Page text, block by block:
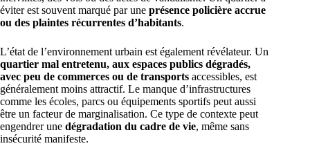
éviter est souvent marqué par une présence policière accrue
ou des plaintes récurrentes d’habitants.
L’état de l’environnement urbain est également révélateur. Un
quartier mal entretenu, aux espaces publics dégradés,
avec peu de commerces ou de transports accessibles, est
généralement moins attractif. Le manque d’infrastructures
comme les écoles, parcs ou équipements sportifs peut aussi
être un facteur de marginalisation. Ce type de contexte peut
engendrer une dégradation du cadre de vie, même sans
insécurité manifeste.